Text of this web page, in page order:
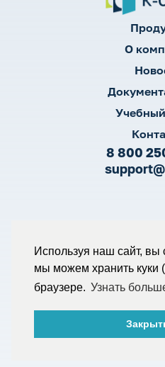
Используя наш сайт, вы
мы можем хранить куки
браузере. Узнать
О
8 800
Согласие на
Политика
Политика